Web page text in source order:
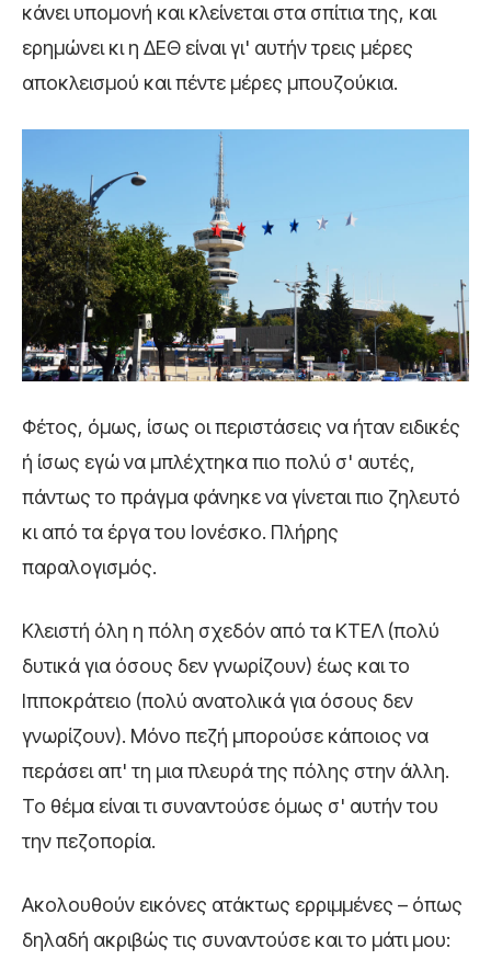
κάνει υπομονή και κλείνεται στα σπίτια της, και
ερημώνει κι η ΔΕΘ είναι γι' αυτήν τρεις μέρες
αποκλεισμού και πέντε μέρες μπουζούκια.
Φέτος, όμως, ίσως οι περιστάσεις να ήταν ειδικές
ή ίσως εγώ να μπλέχτηκα πιο πολύ σ' αυτές,
πάντως το πράγμα φάνηκε να γίνεται πιο ζηλευτό
κι από τα έργα του Ιονέσκο. Πλήρης
παραλογισμός.
Κλειστή όλη η πόλη σχεδόν από τα ΚΤΕΛ (πολύ
δυτικά για όσους δεν γνωρίζουν) έως και το
Ιπποκράτειο (πολύ ανατολικά για όσους δεν
γνωρίζουν). Μόνο πεζή μπορούσε κάποιος να
περάσει απ' τη μια πλευρά της πόλης στην άλλη.
Το θέμα είναι τι συναντούσε όμως σ' αυτήν του
την πεζοπορία.
Ακολουθούν εικόνες ατάκτως ερριμμένες – όπως
δηλαδή ακριβώς τις συναντούσε και το μάτι μου: